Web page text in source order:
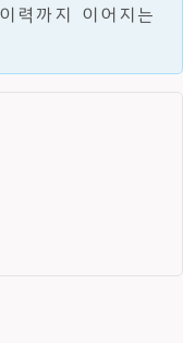
력까지 이어지는